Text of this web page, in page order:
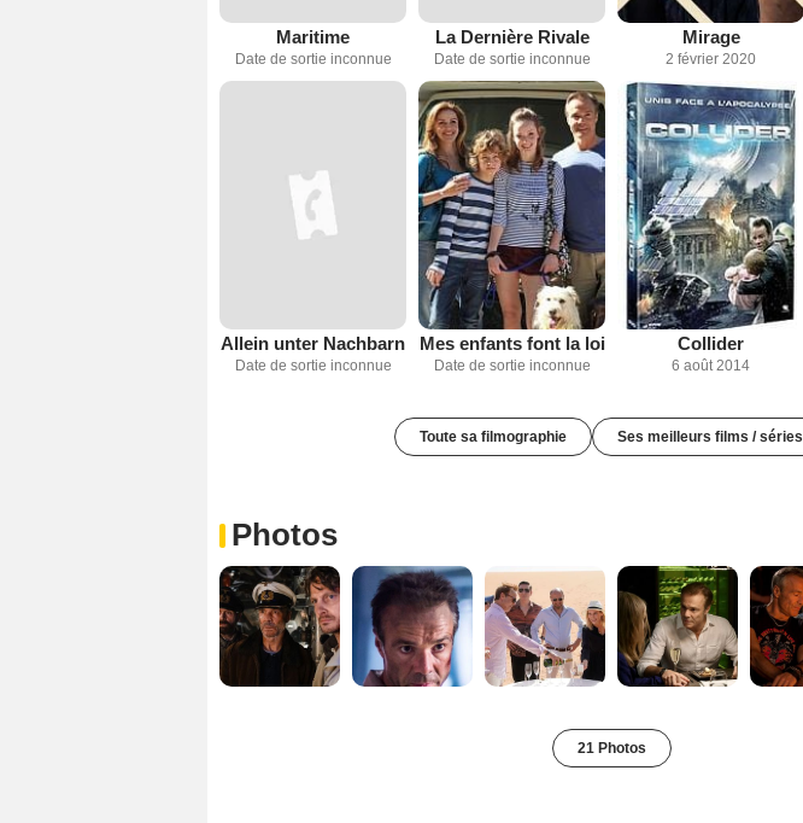
Maritime
Date de sortie inconnue
La Dernière Rivale
Date de sortie inconnue
Mirage
2 février 2020
Allein unter Nachbarn
Date de sortie inconnue
Mes enfants font la loi
Date de sortie inconnue
Collider
6 août 2014
Toute sa filmographie Ses meilleurs films / séries
Photos
21 Photos